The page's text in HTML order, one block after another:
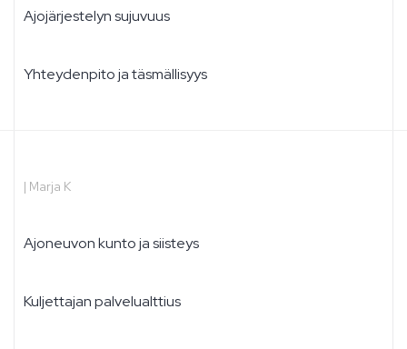
Ajojärjestelyn sujuvuus
Yhteydenpito ja täsmällisyys
| Marja K
Ajoneuvon kunto ja siisteys
Kuljettajan palvelualttius